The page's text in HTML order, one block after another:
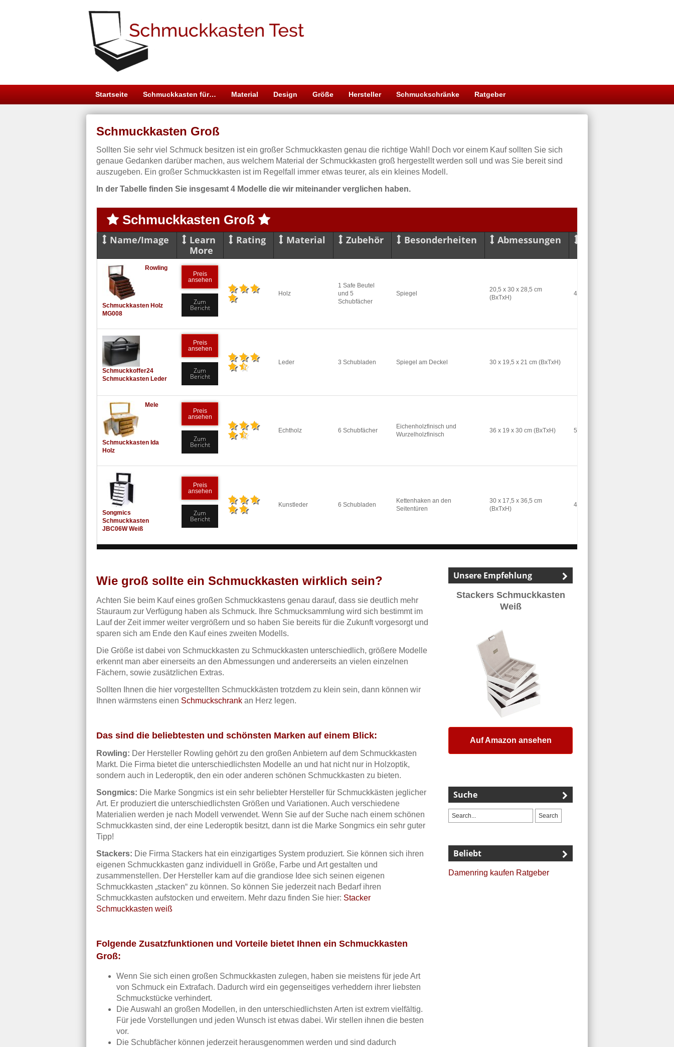
Startseite Schmuckkasten für… Material Design Größe Hersteller Schmuckschränke Ratgeber
Schmuckkasten Groß
Sollten Sie sehr viel Schmuck besitzen ist ein großer Schmuckkasten genau die richtige Wahl! Doch vor einem Kauf sollten Sie sich
genaue Gedanken darüber machen, aus welchem Material der Schmuckkasten groß hergestellt werden soll und was Sie bereit sind
auszugeben. Ein großer Schmuckkasten ist im Regelfall immer etwas teurer, als ein kleines Modell.
In der Tabelle finden Sie insgesamt 4 Modelle die wir miteinander verglichen haben.
Schmuckkasten Groß
Name/Image
Learn
More
Rating Material Zubehör Besonderheiten Abmessungen
Rowling
Schmuckkasten Holz
MG008
Preis
ansehen
Zum
Bericht
Holz
1 Safe Beutel
und 5
Schubfächer
Spiegel
20,5 x 30 x 28,5 cm
(BxTxH)
4,5 Kg
Schmuckkoffer24
Schmuckkasten Leder
Preis
ansehen
Zum
Bericht
Leder 3 Schubladen Spiegel am Deckel 30 x 19,5 x 21 cm (BxTxH)
Mele
Schmuckkasten Ida
Holz
Preis
ansehen
Zum
Bericht
Echtholz 6 Schubfächer
Eichenholzfinisch und
Wurzelholzfinisch
36 x 19 x 30 cm (BxTxH) 5,0 Kg
Songmics
Schmuckkasten
JBC06W Weiß
Preis
ansehen
Zum
Bericht
Kunstleder 6 Schubladen
Kettenhaken an den
Seitentüren
30 x 17,5 x 36,5 cm
(BxTxH)
4,2 Kg
Wie groß sollte ein Schmuckkasten wirklich sein?
Achten Sie beim Kauf eines großen Schmuckkastens genau darauf, dass sie deutlich mehr
Stauraum zur Verfügung haben als Schmuck. Ihre Schmucksammlung wird sich bestimmt im
Lauf der Zeit immer weiter vergrößern und so haben Sie bereits für die Zukunft vorgesorgt und
sparen sich am Ende den Kauf eines zweiten Modells.
Die Größe ist dabei von Schmuckkasten zu Schmuckkasten unterschiedlich, größere Modelle
erkennt man aber einerseits an den Abmessungen und andererseits an vielen einzelnen
Fächern, sowie zusätzlichen Extras.
Sollten Ihnen die hier vorgestellten Schmuckkästen trotzdem zu klein sein, dann können wir
Ihnen wärmstens einen Schmuckschrank an Herz legen.
Das sind die beliebtesten und schönsten Marken auf einem Blick:
Rowling: Der Hersteller Rowling gehört zu den großen Anbietern auf dem Schmuckkasten
Markt. Die Firma bietet die unterschiedlichsten Modelle an und hat nicht nur in Holzoptik,
sondern auch in Lederoptik, den ein oder anderen schönen Schmuckkasten zu bieten.
Songmics: Die Marke Songmics ist ein sehr beliebter Hersteller für Schmuckkästen jeglicher
Art. Er produziert die unterschiedlichsten Größen und Variationen. Auch verschiedene
Materialien werden je nach Modell verwendet. Wenn Sie auf der Suche nach einem schönen
Schmuckkasten sind, der eine Lederoptik besitzt, dann ist die Marke Songmics ein sehr guter
Tipp!
Stackers: Die Firma Stackers hat ein einzigartiges System produziert. Sie können sich ihren
eigenen Schmuckkasten ganz individuell in Größe, Farbe und Art gestalten und
zusammenstellen. Der Hersteller kam auf die grandiose Idee sich seinen eigenen
Schmuckkasten „stacken“ zu können. So können Sie jederzeit nach Bedarf ihren
Schmuckkasten aufstocken und erweitern. Mehr dazu finden Sie hier: Stacker
Schmuckkasten weiß
Folgende Zusatzfunktionen und Vorteile bietet Ihnen ein Schmuckkasten
Groß:
Wenn Sie sich einen großen Schmuckkasten zulegen, haben sie meistens für jede Art
von Schmuck ein Extrafach. Dadurch wird ein gegenseitiges verheddern ihrer liebsten
Schmuckstücke verhindert.
Die Auswahl an großen Modellen, in den unterschiedlichsten Arten ist extrem vielfältig.
Für jede Vorstellungen und jeden Wunsch ist etwas dabei. Wir stellen ihnen die besten
vor.
Die Schubfächer können jederzeit herausgenommen werden und sind dadurch
Unsere Empfehlung
Stackers Schmuckkasten
Weiß
Auf Amazon ansehen
Suche
Beliebt
Damenring kaufen Ratgeber